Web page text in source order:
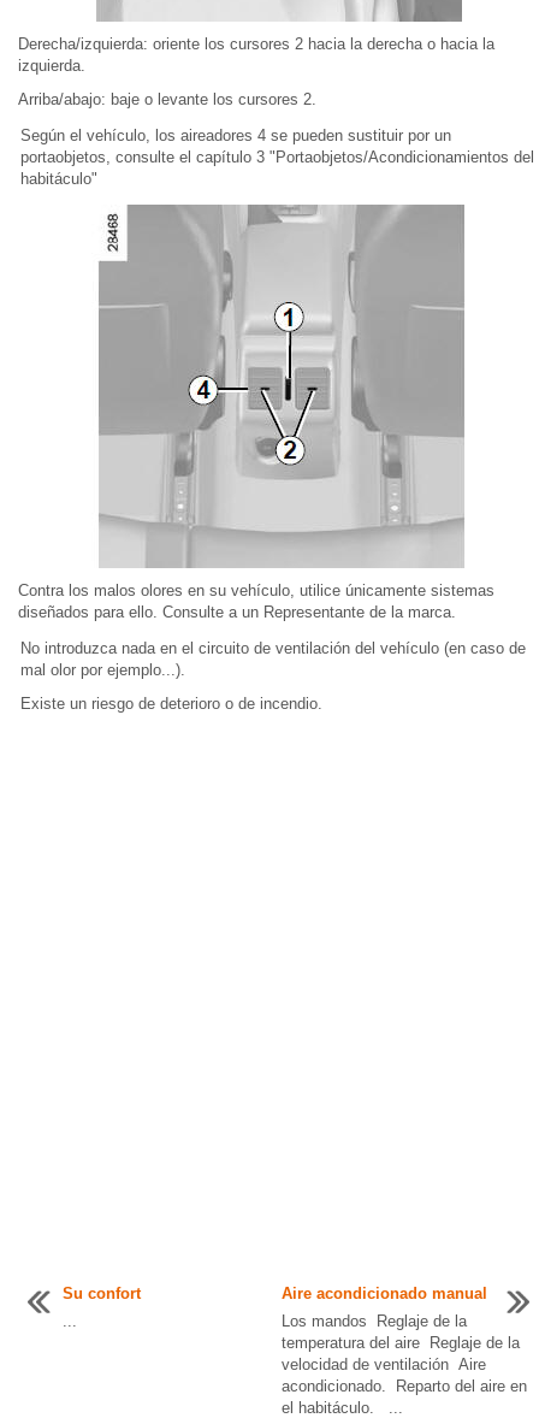
Derecha/izquierda: oriente los cursores 2 hacia la derecha o hacia la
izquierda.
Arriba/abajo: baje o levante los cursores 2.
Según el vehículo, los aireadores 4 se pueden sustituir por un
portaobjetos, consulte el capítulo 3 "Portaobjetos/Acondicionamientos del
habitáculo"
Contra los malos olores en su vehículo, utilice únicamente sistemas
diseñados para ello. Consulte a un Representante de la marca.
No introduzca nada en el circuito de ventilación del vehículo (en caso de
mal olor por ejemplo...).
Existe un riesgo de deterioro o de incendio.
Su confort
Aire acondicionado manual
Los mandos Reglaje de la
temperatura del aire Reglaje de la
velocidad de ventilación Aire
acondicionado. Reparto del aire en
el habitáculo. ...